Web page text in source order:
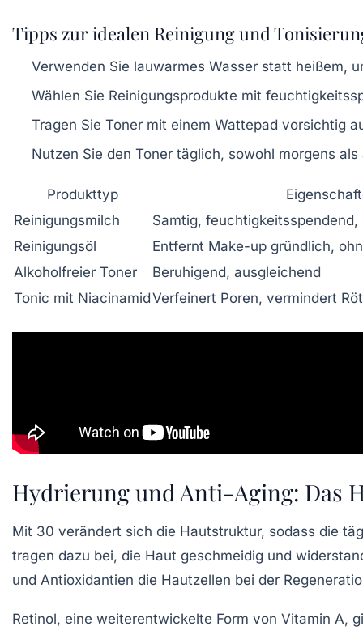
Tipps zur idealen Reinigung und
Verwenden Sie lauwarmes Wasser statt heißem,
Wählen Sie Reinigungsprodukte mit
Tragen Sie Toner mit einem Wattepad vorsichtig
Nutzen Sie den Toner täglich, sowohl morgens
Produkttyp
Reinigungsmilch
Samtig,
Reinigungsöl
Entfernt Make-up gründlich,
Alkoholfreier Toner
Beruhigend, ausgleichend
Tonic mit NiacinamidVerfeinert Poren, vermindert
Hydrierung und Anti-Aging: Das
Mit 30 verändert sich die Hautstruktur, sodass die
tragen dazu bei, die Haut geschmeidig und
und Antioxidantien die Hautzellen bei der
Retinol, eine weiterentwickelte Form von Vitamin A,